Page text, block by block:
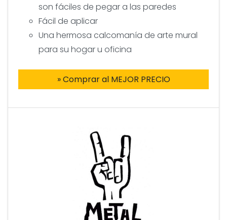
son fáciles de pegar a las paredes
Fácil de aplicar
Una hermosa calcomanía de arte mural
para su hogar u oficina
» Comprar al MEJOR PRECIO